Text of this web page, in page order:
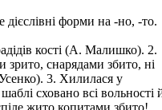
форми на -но, -то.
кості (А. Малишко). 2.
снарядами збито, ні
3. Хилилася у
сховано всі вольності
жито копитами збито!